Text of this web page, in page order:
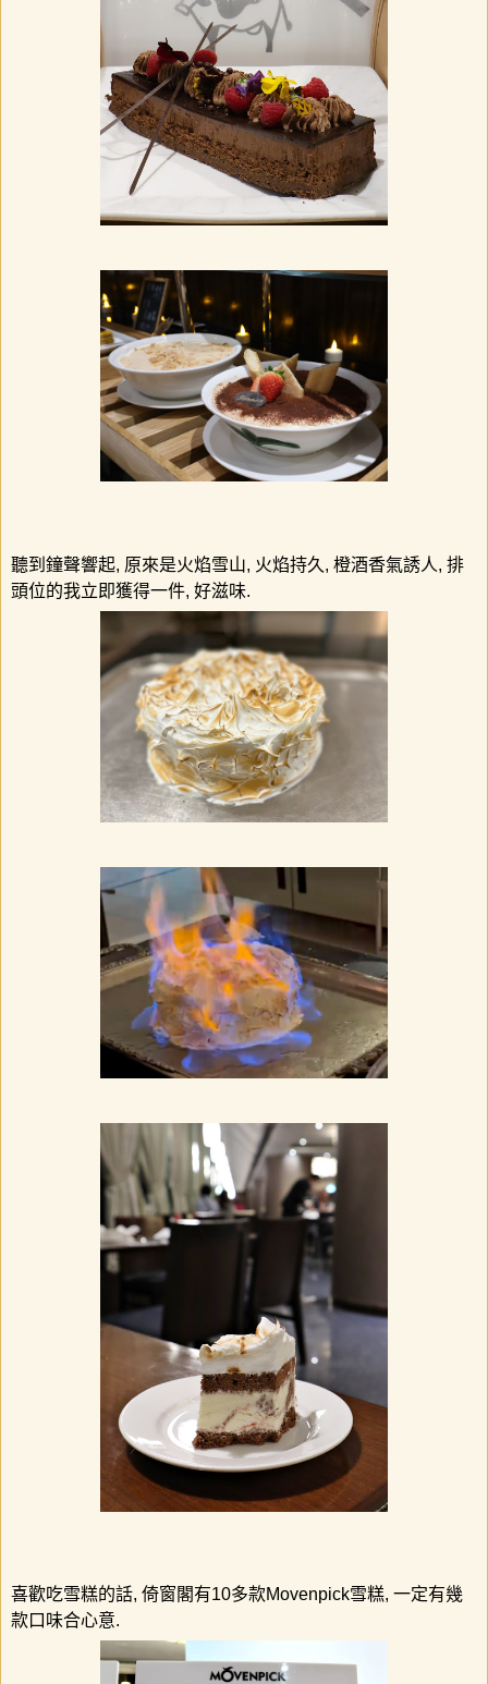
聽到鐘聲響起, 原來是火焰雪山, 火焰持久 , 橙酒香氣誘人, 排
頭位的我立即獲得一件, 好滋味.
喜歡吃雪糕的話, 倚窗閣有10多款Movenpick雪糕, 一定有幾
款口味合心意.